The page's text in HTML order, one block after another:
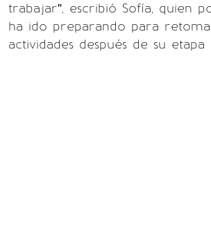
trabajar”, escribió Sofía, quien
ha ido preparando para
actividades después de su etapa